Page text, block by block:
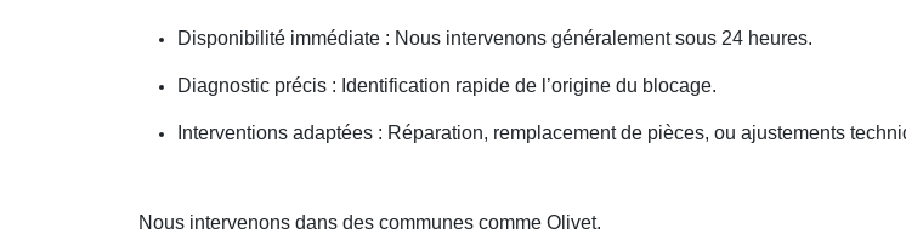
Disponibilité immédiate : Nous intervenons généralement sous 24 heures.
Diagnostic précis : Identification rapide de l’origine du blocage.
Interventions adaptées : Réparation, remplacement de pièces, ou ajustements
Nous intervenons dans des communes comme Olivet.